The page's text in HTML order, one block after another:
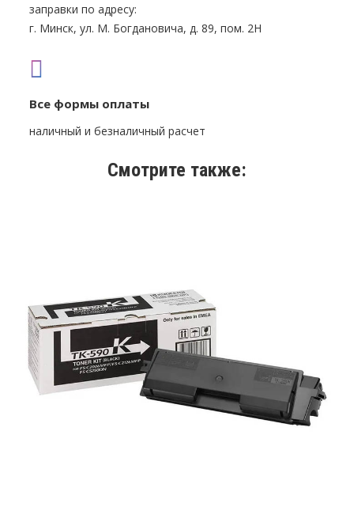
заправки по адресу:
г. Минск, ул. М. Богдановича, д. 89, пом. 2Н
Все формы оплаты
наличный и безналичный расчет
Смотрите также: